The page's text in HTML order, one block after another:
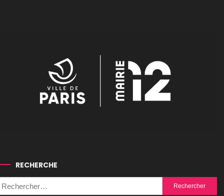
RECHERCHE
Rechercher :